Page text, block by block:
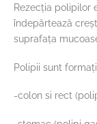
Rezecția polipilor
îndepărtează
suprafața
Polipii sunt
-colon si rect